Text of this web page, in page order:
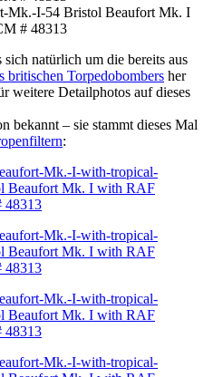
natürlich um die bereits aus
britischen Torpedobombers her
weitere Detailphotos auf dieses
bekannt – sie stammt dieses Mal
: